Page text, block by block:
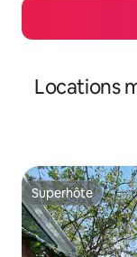
Locations
Superhôte
Superhôte